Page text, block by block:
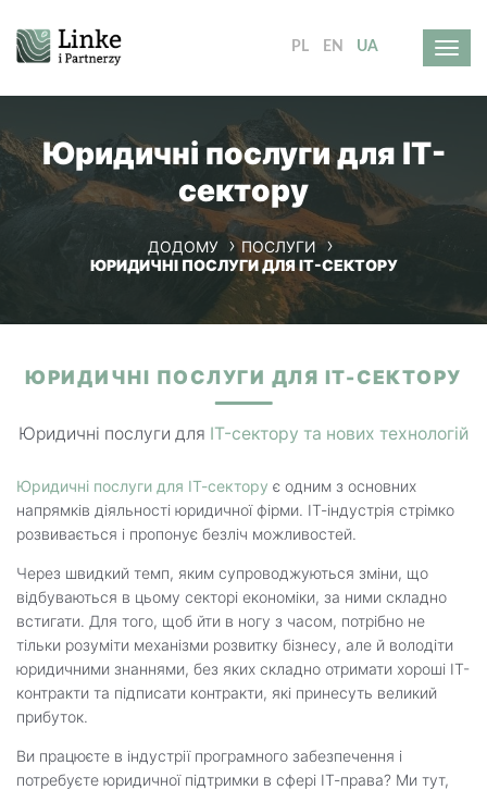
PL EN UA
Юридичні послуги для ІТ-
сектору
ДОДОМУ
ПОСЛУГИ
ЮРИДИЧНІ ПОСЛУГИ ДЛЯ ІТ-СЕКТОРУ
ЮРИДИЧНІ ПОСЛУГИ ДЛЯ IT-СЕКТОРУ
Юридичні послуги для IT-сектору та нових технологій
Юридичні послуги для ІТ-сектору є одним з основних
напрямків діяльності юридичної фірми. ІТ-індустрія стрімко
розвивається і пропонує безліч можливостей.
Через швидкий темп, яким супроводжуються зміни, що
відбуваються в цьому секторі економіки, за ними складно
встигати. Для того, щоб йти в ногу з часом, потрібно не
тільки розуміти механізми розвитку бізнесу, але й володіти
юридичними знаннями, без яких складно отримати хороші ІТ-
контракти та підписати контракти, які принесуть великий
прибуток.
Ви працюєте в індустрії програмного забезпечення і
потребуєте юридичної підтримки в сфері ІТ-права? Ми тут,